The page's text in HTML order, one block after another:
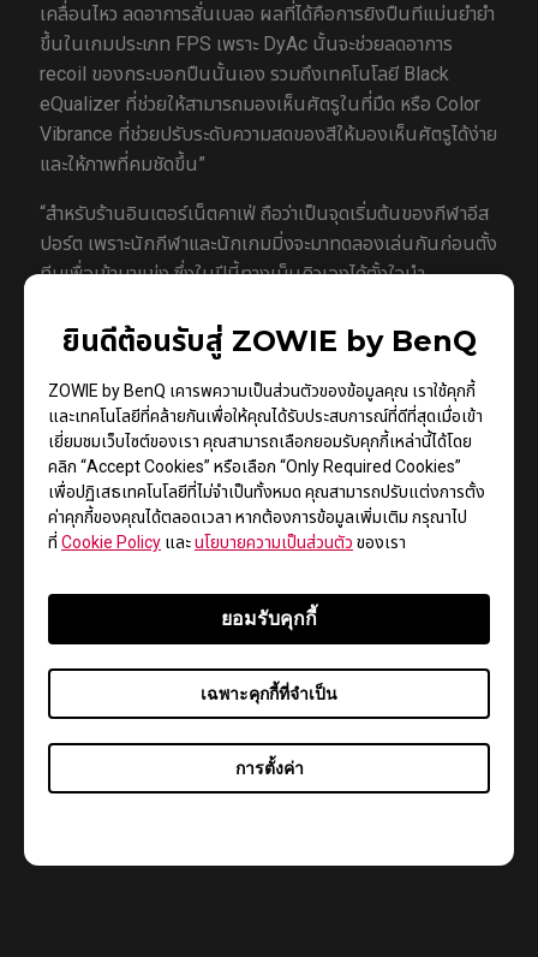
ยินดีต้อนรับสู่ ZOWIE by BenQ
ZOWIE by BenQ เคารพความเป็นส่วนตัวของข้อมูลคุณ เราใช้คุกกี้
และเทคโนโลยีที่คล้ายกันเพื่อให้คุณได้รับประสบการณ์ที่ดีที่สุดเมื่อเข้า
เยี่ยมชมเว็บไซต์ของเรา คุณสามารถเลือกยอมรับคุกกี้เหล่านี้ได้โดย
คลิก “Accept Cookies” หรือเลือก “Only Required Cookies”
เพื่อปฏิเสธเทคโนโลยีที่ไม่จำเป็นทั้งหมด คุณสามารถปรับแต่งการตั้ง
ค่าคุกกี้ของคุณได้ตลอดเวลา หากต้องการข้อมูลเพิ่มเติม กรุณาไป
ที่ Cookie Policy และนโยบายความเป็นส่วนตัว ของเรา
การตั้งค่า
เฉพาะคุกกี้ที่จำเป็น
ยอมรับคุกกี้
เคลื่อนไหว ลดอาการสั่นเบลอ ผลที่ได้คือการยิงปืนทีแม่นยำยำ
ขึ้นในเกมประเภท FPS เพราะ DyAc นั้นจะช่วยลดอาการ
recoil ของกระบอกปืนนั้นเอง รวมถึงเทคโนโลยี Black
eQualizer ที่ช่วยให้สามารถมองเห็นศัตรูในที่มืด หรือ Color
Vibrance ที่ช่วยปรับระดับความสดของสีให้มองเห็นศัตรูได้ง่าย
และให้ภาพที่คมชัดขึ้น”
“สำหรับร้านอินเตอร์เน็ตคาเฟ่ ถือว่าเป็นจุดเริ่มต้นของกีฬาอีส
ปอร์ต เพราะนักกีฬาและนักเกมมิ่งจะมาทดลองเล่นกันก่อนตั้ง
ทีมเพื่อเข้ามาแข่ง ซึ่งในปีนี้ทางเบ็นคิวเองได้ตั้งใจนำ
คาเฟ่โดยเปิดตัวผลิตภัณฑ์จอมอนิเตอร์ ZOWIE ให้กลุ่ม
นักกีฬาและนักเกมมิ่งได้มาใช้เป็นสถานที่ฝึกซ้อมก่อนการ
แข่งขัน และทางเบ็นคิวเองได้มีการสนับสนุนการแข่งขันกีฬา
อีสปอร์ตร่วมกับพันธมิตร อาทิ FPS Thailand เพื่อเฟ้นหา
ตัวแทนประเทศไทยร่วมการแข่งขันระดับเอเชีย Asia
Extreamland CS:GO ในแต่ละปีด้วยเช่นเดียวกัน รวมทั้งยังมี
การจัดแข่งเกม PUBG ในระดับจังหวัดโดยใช้พื้นที่ของร้านเน็ต
คาเฟ่เป็นพื้นที่ในการแข่งขัน โดยแผนการตลาดนี้เราจะเริ่ม
และปริมณฑล เพื่อถือว่าเป็นการสร้างสีสันให้กับโปรเพลย์เยอร์
และมือสมัครเล่นอีกด้วย” นายวัชรพงษ์กล่าวทิ้งท้าย
กลยุทธ์สร้างความสัมพันธ์กับร้านอินเตอร์เน็ตคาเฟ่นี้ ส่งเสริม
ให้กลุ่มผลิตภัณฑ์อุปกรณ์เกมมิ่งภายใต้แบรนด์ Zowie ขยาย
กว้างมากขึ้น ตลอดจนเป็นที่รู้จัก และล่าสุดทางเบ็นคิวได้จับมือ
กับร้าน G-Speed Living Plus เพื่อตอบโจทย์ร้าน